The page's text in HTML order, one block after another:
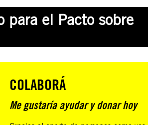
para el Pacto sobre
COLABORÁ
Me gustaría ayudar y donar hoy